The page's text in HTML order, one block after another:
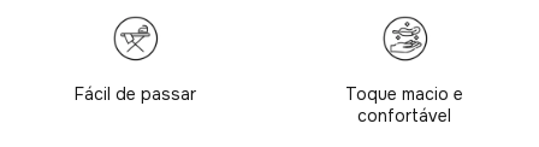
Fácil de passar
Toque macio e
confortável